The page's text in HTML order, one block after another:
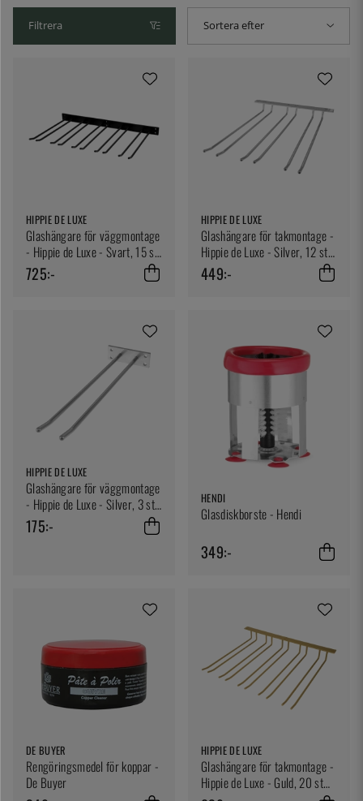
Filtrera Sortera efter
HIPPIE DE LUXE
Glashängare för väggmontage
- Hippie de Luxe - Svart, 15 st
glas
725:-
HIPPIE DE LUXE
Glashängare för takmontage -
Hippie de Luxe - Silver, 12 st
glas
449:-
HIPPIE DE LUXE
Glashängare för väggmontage
- Hippie de Luxe - Silver, 3 st
glas
175:-
HENDI
Glasdiskborste - Hendi
349:-
DE BUYER
Rengöringsmedel för koppar -
De Buyer
HIPPIE DE LUXE
Glashängare för takmontage -
Hippie de Luxe - Guld, 20 st